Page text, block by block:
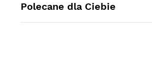
Polecane dla Ciebie